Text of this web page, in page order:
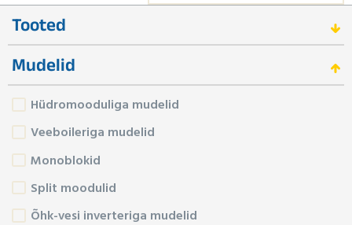
Tooted
Mudelid
Hüdromooduliga mudelid
Veeboileriga mudelid
Monoblokid
Split moodulid
Õhk-vesi inverteriga mudelid